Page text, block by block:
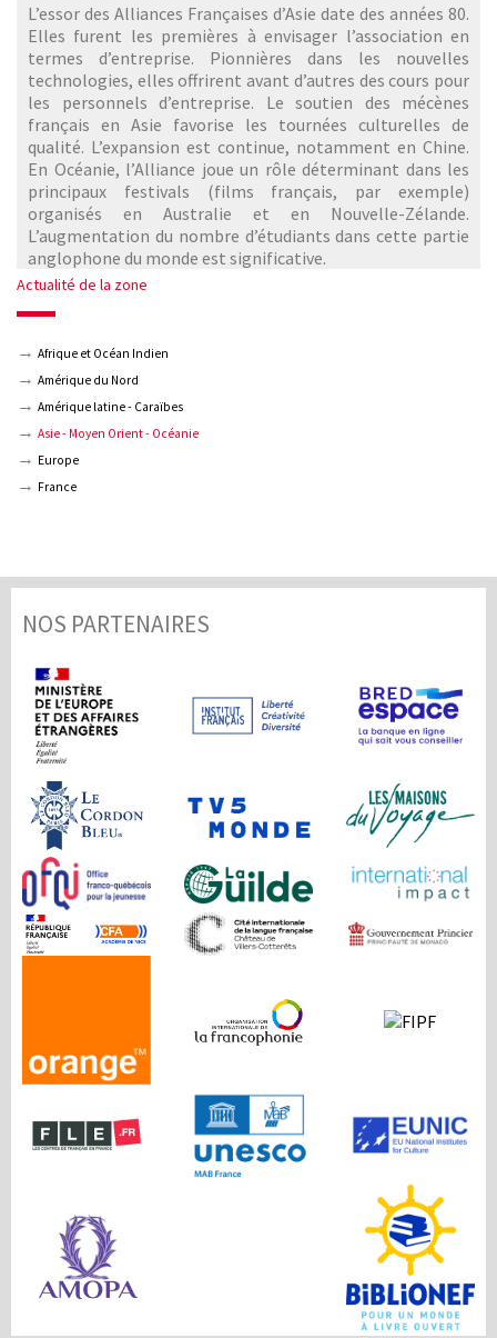
Actualité de la zone
Afrique et Océan Indien
Amérique du Nord
Amérique latine - Caraïbes
Asie - Moyen Orient - Océanie
Europe
France
L’essor des Alliances Françaises d’Asie date des années 80.
Elles furent les premières à envisager l’association en
termes d’entreprise. Pionnières dans les nouvelles
technologies, elles offrirent avant d’autres des cours pour
les personnels d’entreprise. Le soutien des mécènes
français en Asie favorise les tournées culturelles de
qualité. L’expansion est continue, notamment en Chine.
En Océanie, l’Alliance joue un rôle déterminant dans les
principaux festivals (films français, par exemple)
organisés en Australie et en Nouvelle-Zélande.
L’augmentation du nombre d’étudiants dans cette partie
anglophone du monde est significative.
NOS PARTENAIRES